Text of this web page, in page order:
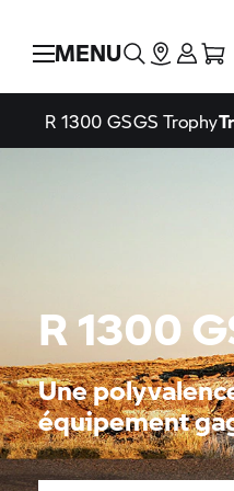
MENU
R 1300 GSGS Trophy
R 1300
Une
équipement